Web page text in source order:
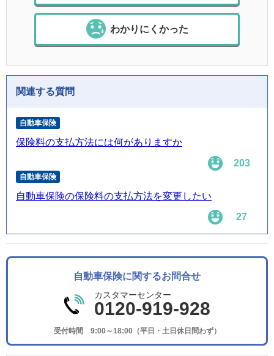
わかりにくかった
関連する質問
自動車保険
保険料の支払方法には何がありますか
203
自動車保険
自動車保険の保険料の支払方法を変更したい
27
自動車保険に関するお問合せ
カスタマーセンター
0120-919-928
受付時間 9:00～18:00（平日・土日休日問わず）